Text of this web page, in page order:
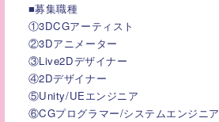
■募集職種
①3DCGアーティスト
②3Dアニメーター
③Live2Dデザイナー
④2Dデザイナー
⑤Unity/UEエンジニア
⑥CGプログラマー/システムエンジニア